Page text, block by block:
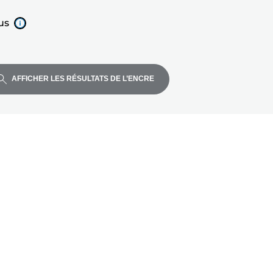
AFFICHER LES RÉSULTATS DE L’ENCRE